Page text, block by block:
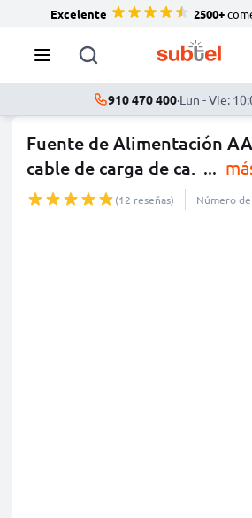
Excelente 2500+
910 470 400·Lun - Vie:
Fuente de Alimentación
cable de carga de ca. ...
(12 reseñas) Número